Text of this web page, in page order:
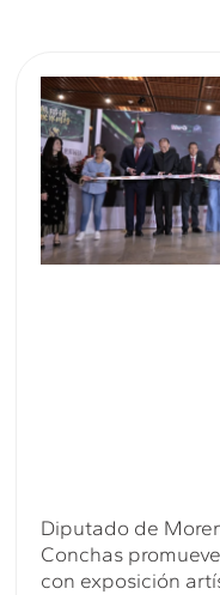
Diputado de
Conchas
con exposición